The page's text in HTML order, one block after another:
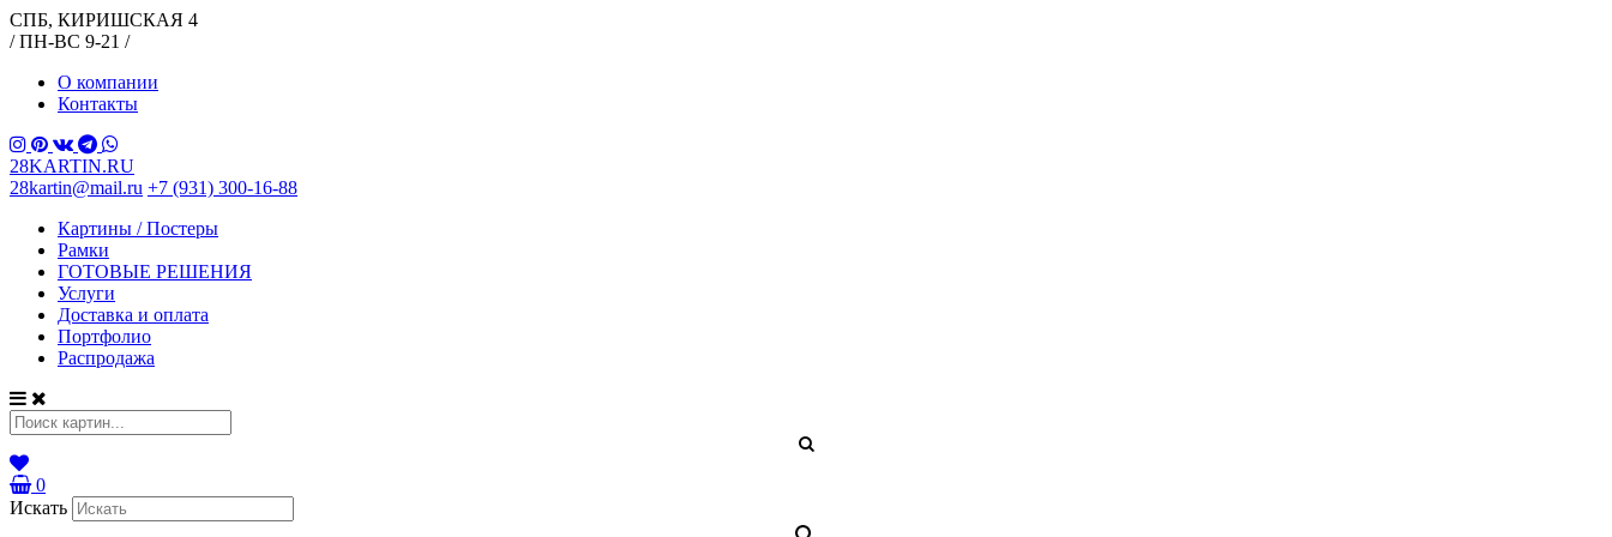
СПБ, КИРИШСКАЯ 4
/ ПН-ВС 9-21 /
О компании
Контакты
28KARTIN.RU
28kartin@mail.ru +7 (931) 300-16-88
Картины / Постеры
Рамки
ГОТОВЫЕ РЕШЕНИЯ
Услуги
Доставка и оплата
Портфолио
Распродажа
0
Искать